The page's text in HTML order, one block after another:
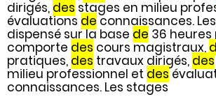
dirigés, des stages en milieu
évaluations de connaissances. Les
dispensé sur la base de 36
comporte des cours magistraux,
pratiques, des travaux dirigés, des
milieu professionnel et des
connaissances. Les stages